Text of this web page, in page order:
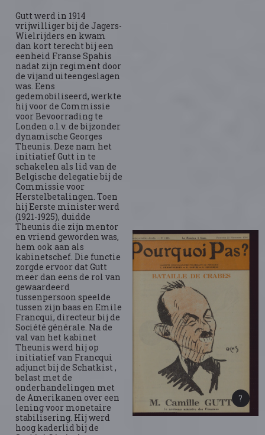
Gutt werd in 1914
vrijwilliger bij de Jagers-
Wielrijders en kwam
dan kort terecht bij een
eenheid Franse Spahis
nadat zijn regiment door
de vijand uiteengeslagen
was. Eens
gedemobiliseerd, werkte
hij voor de Commissie
voor Bevoorrading te
Londen o.l.v. de bijzonder
dynamische Georges
Theunis. Deze nam het
initiatief Gutt in te
schakelen als lid van de
Belgische delegatie bij de
Commissie voor
Herstelbetalingen. Toen
hij Eerste minister werd
(1921-1925), duidde
Theunis die zijn mentor
en vriend geworden was,
hem ook aan als
kabinetschef. Die functie
zorgde ervoor dat Gutt
meer dan eens de rol van
gewaardeerd
tussenpersoon speelde
tussen zijn baas en Emile
Francqui, directeur bij de
Société générale. Na de
val van het kabinet
Theunis werd hij op
initiatief van Francqui
adjunct bij de Schatkist ,
belast met de
onderhandelingen met
de Amerikanen over een
lening voor monetaire
stabilisering. Hij werd
hoog kaderlid bij de